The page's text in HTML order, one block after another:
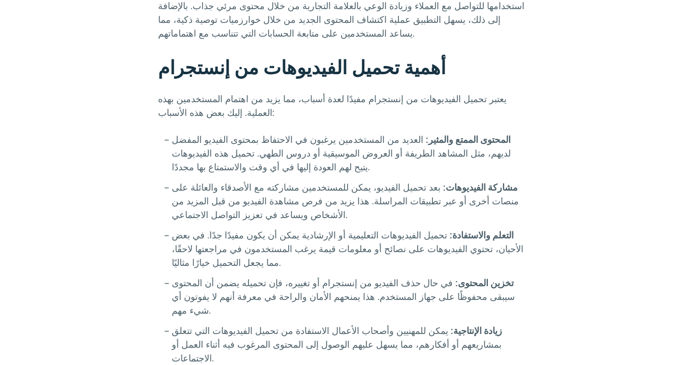
استخدامها للتواصل مع العملاء وزيادة الوعي بالعلامة التجارية من خلال محتوى مرئي جذاب. بالإضافة
إلى ذلك، يسهل التطبيق عملية اكتشاف المحتوى الجديد من خلال خوارزميات توصية ذكية، مما
يساعد المستخدمين على متابعة الحسابات التي تتناسب مع اهتماماتهم.
أهمية تحميل الفيديوهات من إنستجرام
يعتبر تحميل الفيديوهات من إنستجرام مفيدًا لعدة أسباب، مما يزيد من اهتمام المستخدمين بهذه
العملية. إليك بعض هذه الأسباب:
المحتوى الممتع والمثير: العديد من المستخدمين يرغبون في الاحتفاظ بمحتوى الفيديو المفضل
لديهم، مثل المشاهد الطريفة أو العروض الموسيقية أو دروس الطهي. تحميل هذه الفيديوهات
يتيح لهم العودة إليها في أي وقت والاستمتاع بها مجددًا.
مشاركة الفيديوهات: بعد تحميل الفيديو، يمكن للمستخدمين مشاركته مع الأصدقاء والعائلة على
منصات أخرى أو عبر تطبيقات المراسلة. هذا يزيد من فرص مشاهدة الفيديو من قبل المزيد من
الأشخاص ويساعد في تعزيز التواصل الاجتماعي.
التعلم والاستفادة: تحميل الفيديوهات التعليمية أو الإرشادية يمكن أن يكون مفيدًا جدًا. في بعض
الأحيان، تحتوي الفيديوهات على نصائح أو معلومات قيمة يرغب المستخدمون في مراجعتها لاحقًا،
مما يجعل التحميل خيارًا مثاليًا.
تخزين المحتوى: في حال حذف الفيديو من إنستجرام أو تغييره، فإن تحميله يضمن أن المحتوى
سيبقى محفوظًا على جهاز المستخدم. هذا يمنحهم الأمان والراحة في معرفة أنهم لا يفوتون أي
شيء مهم.
زيادة الإنتاجية: يمكن للمهنيين وأصحاب الأعمال الاستفادة من تحميل الفيديوهات التي تتعلق
بمشاريعهم أو أفكارهم، مما يسهل عليهم الوصول إلى المحتوى المرغوب فيه أثناء العمل أو
الاجتماعات.